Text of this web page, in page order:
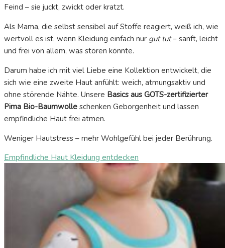
Feind – sie juckt, zwickt oder kratzt.
Als Mama, die selbst sensibel auf Stoffe reagiert, weiß ich, wie
wertvoll es ist, wenn Kleidung einfach nur gut tut– sanft, leicht
und frei von allem, was stören könnte.
Darum habe ich mit viel Liebe eine Kollektion entwickelt, die
sich wie eine zweite Haut anfühlt: weich, atmungsaktiv und
ohne störende Nähte. Unsere Basics aus GOTS-zertifizierter
Pima Bio-Baumwolle schenken Geborgenheit und lassen
empfindliche Haut frei atmen.
Weniger Hautstress – mehr Wohlgefühl bei jeder Berührung.
Empfindliche Haut Kleidung entdecken